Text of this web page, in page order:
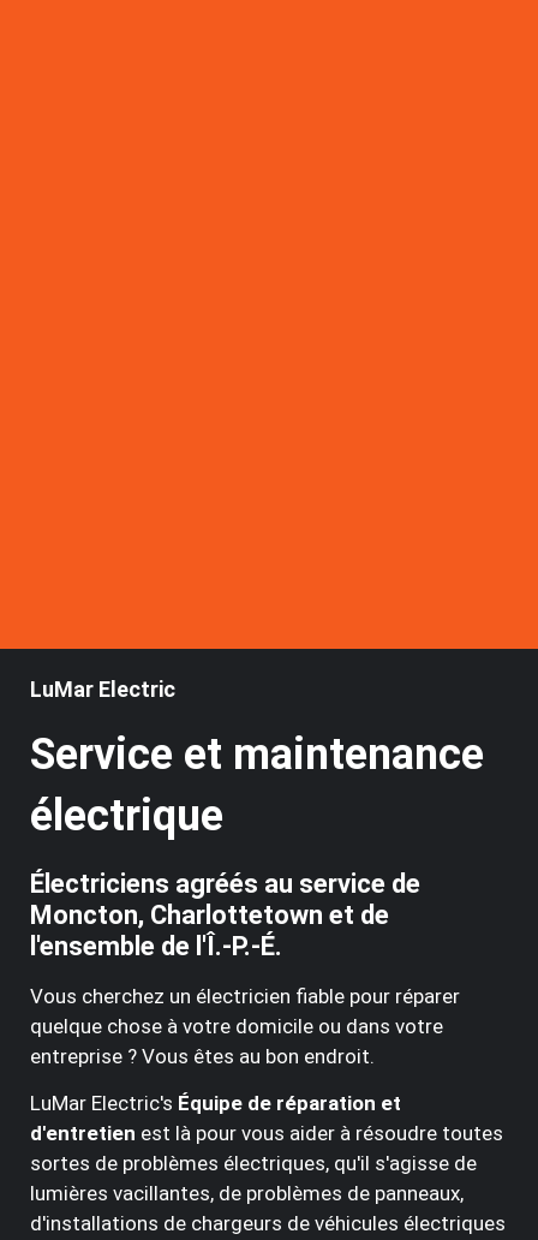
LuMar Electric
Service et maintenance
électrique
Électriciens agréés au service de
Moncton, Charlottetown et de
l'ensemble de l'Î.-P.-É.
Vous cherchez un électricien fiable pour réparer
quelque chose à votre domicile ou dans votre
entreprise ? Vous êtes au bon endroit.
LuMar Electric's Équipe de réparation et
d'entretien est là pour vous aider à résoudre toutes
sortes de problèmes électriques, qu'il s'agisse de
lumières vacillantes, de problèmes de panneaux,
d'installations de chargeurs de véhicules électriques